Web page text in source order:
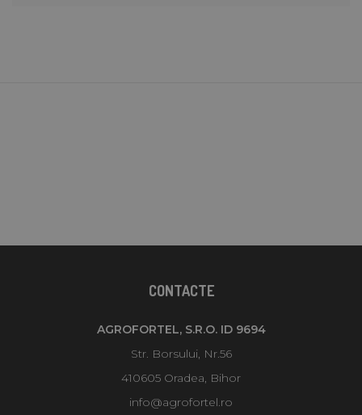
CONTACTE
AGROFORTEL, S.R.O. ID 9694
Str. Borsului, Nr.56
410605 Oradea, Bihor
info@agrofortel.ro